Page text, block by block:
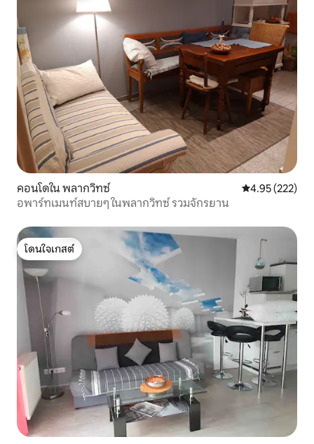
คอนโดใน พลากวิทซ์ คะแนนเฉลี่ย
4.95 (222)
อพาร์ทเมนท์สบายๆ ในพลากวิทซ์ รวมจักรยาน
โดนใจเกสต์
โดนใจเกสต์